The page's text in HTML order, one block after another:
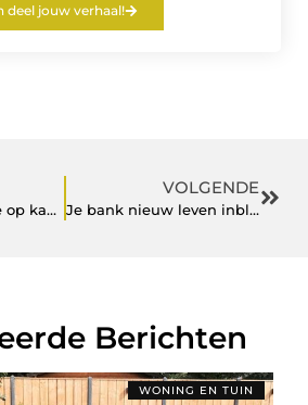
deel jouw verhaal!
Wat te doen als je op kamers gaat
VOLGENDE
Je bank nieuw leven inblazen
Berichten
WONING EN TUIN